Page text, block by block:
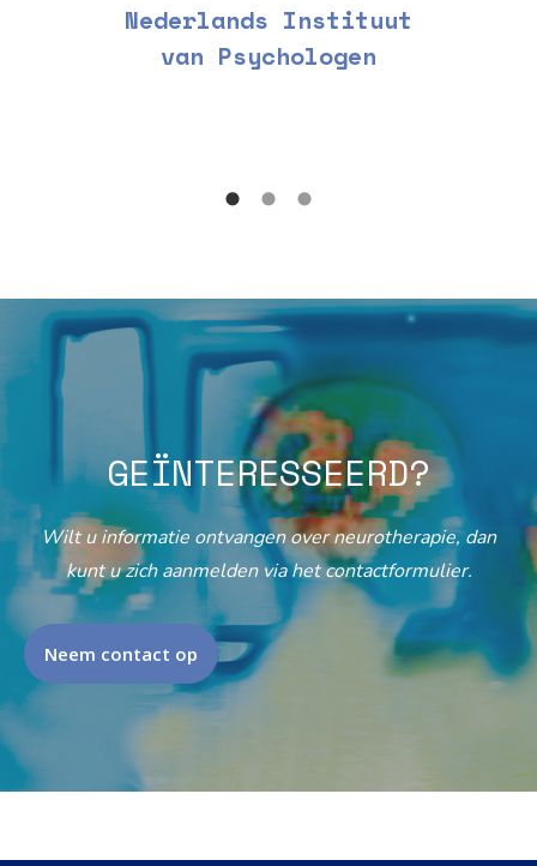
Nederlands Instituut
van Psychologen
GEÏNTERESSEERD?
Wilt u informatie ontvangen over neurotherapie, dan
kunt u zich aanmelden via het contactformulier.
Neem contact op